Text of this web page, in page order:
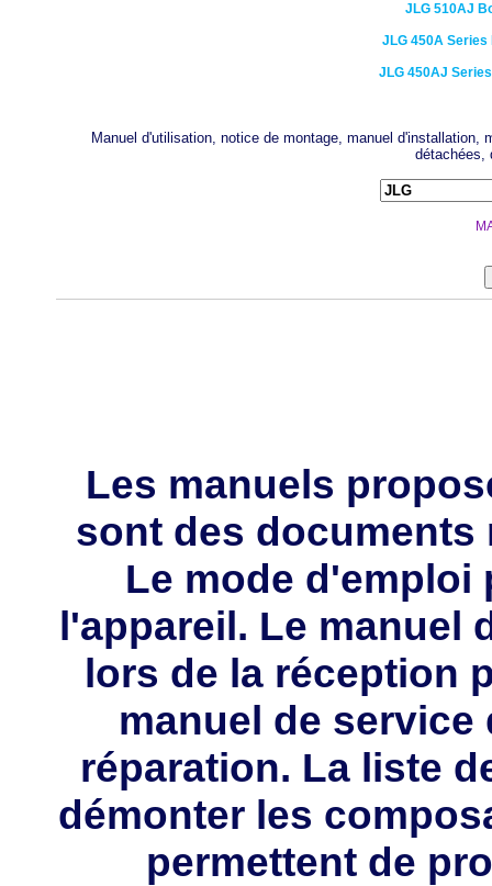
JLG 510AJ
JLG 450A Series
JLG 450AJ
Manuel d'utilisation, notice de montage, manuel
détachées,
Les manuels
sont des documents
Le mode d'emploi
l'appareil. Le manuel
lors de la réception
manuel de
réparation. La liste
démonter les
permettent de